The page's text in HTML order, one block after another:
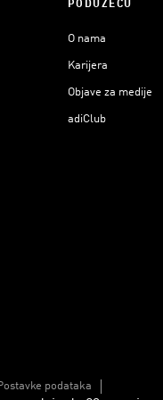
PODUZEĆU
O nama
Karijera
Objave za medije
adiClub
podataka